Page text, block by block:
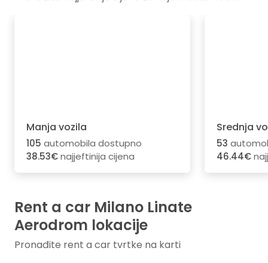
Manja vozila
105 automobila dostupno
38.53€najjeftinija cijena
Srednja
53
46.44€
Rent a car Milano Linate
Aerodrom lokacije
Pronađite rent a car tvrtke na karti